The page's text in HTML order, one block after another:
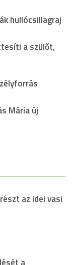
hullócsillagraj
a szülőt,
Mária új
az idei vasi